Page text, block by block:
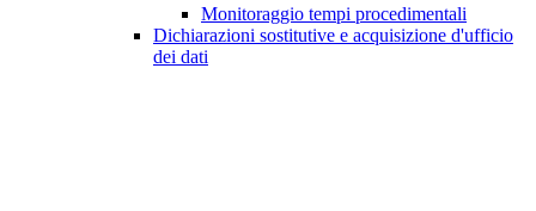
Monitoraggio tempi procedimentali
Dichiarazioni sostitutive e acquisizione d'ufficio
dei dati